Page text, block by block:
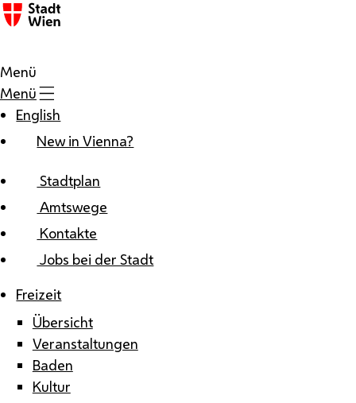
Zum Inhalt
Menü
Menü
English
New in Vienna?
Stadtplan
Amtswege
Kontakte
Jobs bei der Stadt
Freizeit
Übersicht
Veranstaltungen
Baden
Kultur